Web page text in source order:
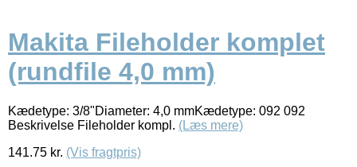
Makita Fileholder komplet
(rundfile 4,0 mm)
Kædetype: 3/8"Diameter: 4,0 mmKædetype: 092 092
Beskrivelse Fileholder kompl. (Læs mere)
141.75 kr. (Vis fragtpris)